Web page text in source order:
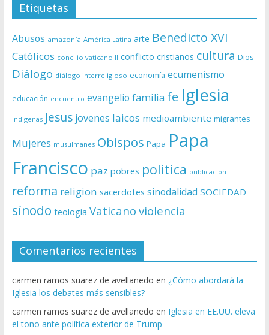
Etiquetas
Abusos amazonía América Latina arte Benedicto XVI
Católicos concilio vaticano II conflicto cristianos cultura Dios
Diálogo diálogo interreligioso economía ecumenismo
educación encuentro evangelio familia fe Iglesia
indígenas Jesus jovenes laicos medioambiente migrantes
Mujeres musulmanes Obispos Papa Papa
Francisco paz pobres politica publicación
reforma religion sacerdotes sinodalidad SOCIEDAD
sínodo teología Vaticano violencia
Comentarios recientes
carmen ramos suarez de avellanedo en ¿Cómo abordará la
Iglesia los debates más sensibles?
carmen ramos suarez de avellanedo en Iglesia en EE.UU. eleva
el tono ante política exterior de Trump